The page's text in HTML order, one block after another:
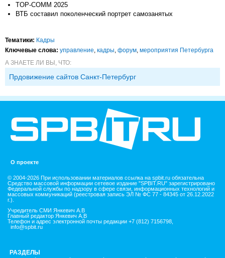
TOP-COMM 2025
ВТБ составил поколенческий портрет самозанятых
Тематики: Кадры
Ключевые слова: управление кадры форум мероприятия Петербурга
А ЗНАЕТЕ ЛИ ВЫ, ЧТО:
Прдовижение сайтов Санкт-Петербург
О проекте
© 2004-2026 При использовании материалов ссылка на spbit.ru обязательна
Средство массовой информации сетевое издание "SPBIT.RU" зарегистрировано
Федеральной службы по надзору в сфере связи, информационных технологий и
массовых коммуникаций (реестровая запись ЭЛ № ФС 77 - 84345 от 26.12.2022
г.).
Учредитель СМИ Янкевич А.В
Главный редактор Янкевич А.В
Телефон и адрес электронной почты редакции +7 (812) 7156798,
info@spbit.ru
РАЗДЕЛЫ